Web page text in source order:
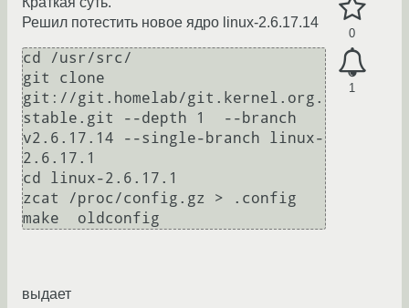
0
1
Решил потестить новое ядро linux-2.6.17.14
cd /usr/src/
git clone
git://git.homelab/git.kernel.org.
stable.git --depth 1  --branch
v2.6.17.14 --single-branch linux-
2.6.17.1
cd linux-2.6.17.1
zcat /proc/config.gz > .config
выдает